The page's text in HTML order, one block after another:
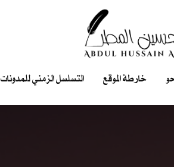
خارطة الموقع التسلسل الزمني للمدونات‎ ‎ ‎ ‎ ‎